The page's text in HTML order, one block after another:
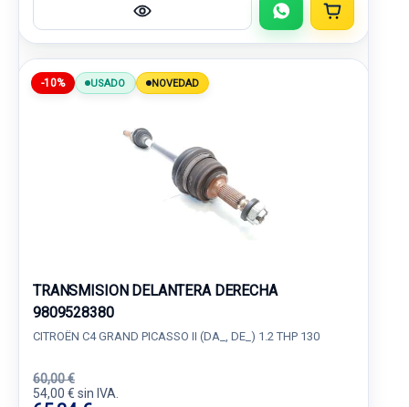
-10% USADO NOVEDAD
TRANSMISION DELANTERA DERECHA
9809528380
CITROËN C4 GRAND PICASSO II (DA_, DE_) 1.2 THP 130
60,00 €
54,00 € sin IVA.